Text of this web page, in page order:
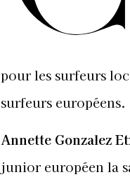
pour les surfeurs
surfeurs européens.
Annette Gonzalez
junior européen la